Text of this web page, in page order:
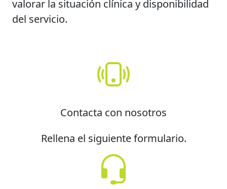
valorar la situación clínica y disponibilidad
del servicio.
Contacta con nosotros
Rellena el siguiente formulario.